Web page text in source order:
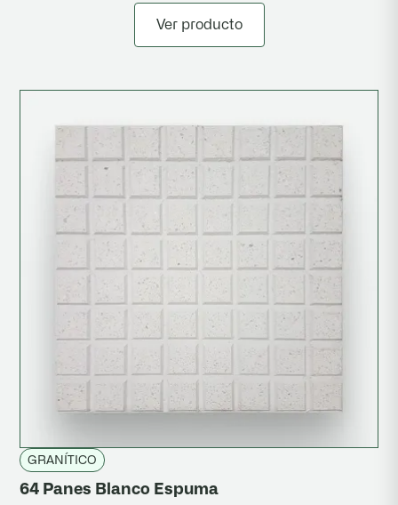
Ver producto
GRANÍTICO
64 Panes Blanco Espuma